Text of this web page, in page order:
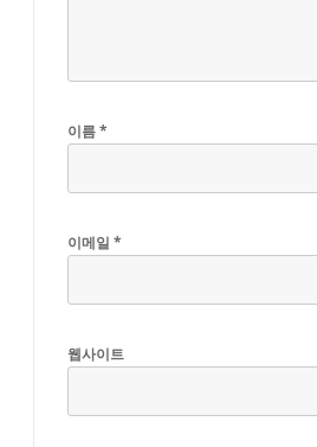
이름*
이메일 *
웹사이트